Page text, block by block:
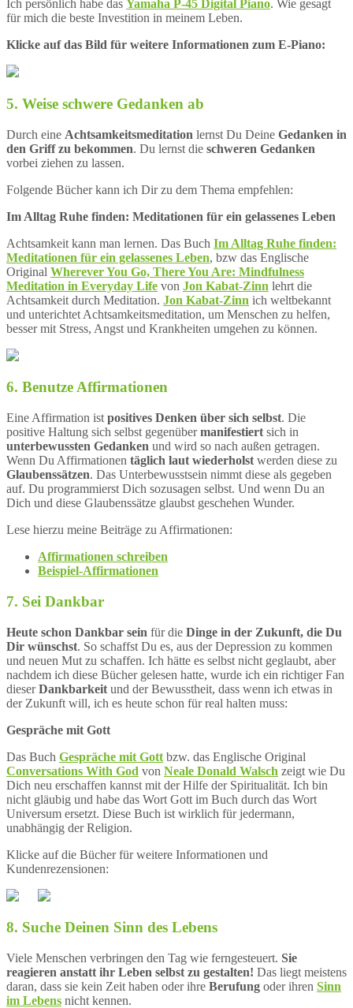
Ich persönlich habe das Yamaha P-45 Digital Piano. Wie gesagt
für mich die beste Investition in meinem Leben.
Klicke auf das Bild für weitere Informationen zum E-Piano:
5. Weise schwere Gedanken ab
Durch eine Achtsamkeitsmeditation lernst Du Deine Gedanken in
den Griff zu bekommen. Du lernst die schweren Gedanken
vorbei ziehen zu lassen.
Folgende Bücher kann ich Dir zu dem Thema empfehlen:
Im Alltag Ruhe finden: Meditationen für ein gelassenes Leben
Achtsamkeit kann man lernen. Das Buch Im Alltag Ruhe finden:
Meditationen für ein gelassenes Leben, bzw das Englische
Original Wherever You Go, There You Are: Mindfulness
Meditation in Everyday Life von Jon Kabat-Zinn lehrt die
Achtsamkeit durch Meditation. Jon Kabat-Zinn ich weltbekannt
und unterichtet Achtsamkeitsmeditation, um Menschen zu helfen,
besser mit Stress, Angst und Krankheiten umgehen zu können.
6. Benutze Affirmationen
Eine Affirmation ist positives Denken über sich selbst. Die
positive Haltung sich selbst gegenübermanifestiert sich in
unterbewussten Gedanken und wird so nach außen getragen.
Wenn Du Affirmationen täglich laut wiederholst werden diese zu
Glaubenssätzen. Das Unterbewusstsein nimmt diese als gegeben
auf. Du programmierst Dich sozusagen selbst. Und wenn Du an
Dich und diese Glaubenssätze glaubst geschehen Wunder.
Lese hierzu meine Beiträge zu Affirmationen:
Affirmationen schreiben
Beispiel-Affirmationen
7. Sei Dankbar
Heute schon Dankbar sein für die Dinge in der Zukunft, die Du
Dir wünschst. So schaffst Du es, aus der Depression zu kommen
und neuen Mut zu schaffen. Ich hätte es selbst nicht geglaubt, aber
nachdem ich diese Bücher gelesen hatte, wurde ich ein richtiger Fan
dieserDankbarkeit und der Bewusstheit, dass wenn ich etwas in
der Zukunft will, ich es heute schon für real halten muss:
Gespräche mit Gott
Das Buch Gespräche mit Gott bzw. das Englische Original
Conversations With God von Neale Donald Walsch zeigt wie Du
Dich neu erschaffen kannst mit der Hilfe der Spiritualität. Ich bin
nicht gläubig und habe das Wort Gott im Buch durch das Wort
Universum ersetzt. Diese Buch ist wirklich für jedermann,
unabhängig der Religion.
Klicke auf die Bücher für weitere Informationen und
Kundenrezensionen:
8. Suche Deinen Sinn des Lebens
Viele Menschen verbringen den Tag wie ferngesteuert. Sie
reagieren anstatt ihr Leben selbst zu gestalten! Das liegt meistens
daran, dass sie kein Zeit haben oder ihre Berufung oder ihren Sinn
im Lebens nicht kennen.